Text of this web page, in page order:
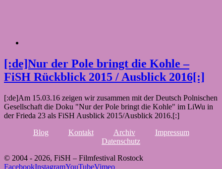
[:de]Nur der Pole bringt die Kohle –
FiSH Rückblick 2015 / Ausblick 2016[:]
[:de]Am 15.03.16 zeigen wir zusammen mit der Deutsch Polnischen
Gesellschaft die Doku "Nur der Pole bringt die Kohle" im LiWu in
der Frieda 23 als FiSH Ausblick 2015/Ausblick 2016.[:]
Blog
Kontakt Archiv
Impressum
Datenschutz
© 2004 - 2026, FiSH – Filmfestival Rostock
FacebookInstagramYouTubeVimeo